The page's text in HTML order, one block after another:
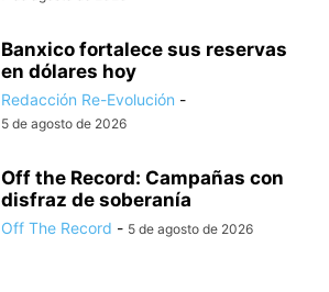
Banxico fortalece sus reservas
en dólares hoy
Redacción Re-Evolución -
5 de agosto de 2026
Off the Record: Campañas con
disfraz de soberanía
Off The Record - 5 de agosto de 2026